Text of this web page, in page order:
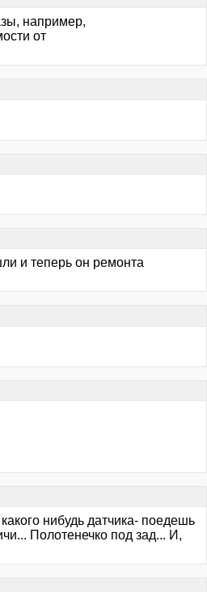
например,
от
и теперь он ремонта
нибудь датчика- поедешь
Полотенечко под зад... И,